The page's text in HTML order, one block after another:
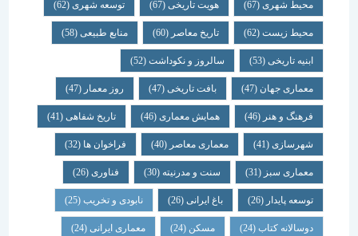
محیط شهری(67) هویت تاریخی(67) توسعه شهری(62)
محیط زیست(62) تاریخ معاصر(60) منابع طبیعی(58)
ابنیه تاریخی(53) سالروز و نکوداشت(52)
معماری جهان (47) بافت تاریخی(47) روز معمار(47)
فرهنگ و هنر(46) همایش معماری (46) تاریخ شفاهی (41)
شهرسازی(41) معماری معاصر(40) فراخوان ها (32)
معماری سبز(31) سنت و مدرنیته(30) فناوری (26)
توسعه پایدار(26) باغ ایرانی(26) نابودی و تخریب(25)
دوسالانه کتاب(24) مسکن (24) معماری ایرانی(24)